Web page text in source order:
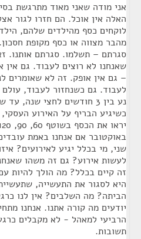
אני מודה שאני מאוד מתרגשת
האלה אין אוכל. הם חזרו לגור
לוקחים כסף מהילדים שלהם,
מהבר מצווה או כסף מקופת
סגרתם – תשלמו. סגרתם אותנו.
שאנחנו לא רוצים לעבוד. גם אין
– גם אין אופק. זה לא שאומרים
לעבוד. גם כשנחזור לעבוד,
נע בין 3 חודשים לחצי
כשיגיע הבריף על האירוע
באוקטובר אם אנחנו באמת
שני, מי בכלל יגיע לאירועים?
לעשות אירוע? גם זה משהו
היא לסגור את התעשייה,
הביתה? מה השלבים? אין לנו
יודעים מה קורה אתנו. אנחנו
הרביעי למאהל - לא מקבלים
תשובות.